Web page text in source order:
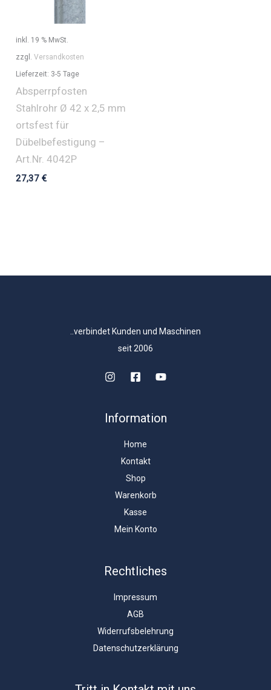
inkl. 19 % MwSt.
zzgl.Versandkosten
Lieferzeit: 3-5 Tage
Absperrpfosten
Stahlrohr Ø 42 x 2,5 mm
ortsfest für
Dübelbefestigung –
Art.Nr. 4042P
27,37€
..verbindet Kunden und Maschinen
seit 2006
Information
Home
Kontakt
Shop
Warenkorb
Kasse
Mein Konto
Rechtliches
Impressum
AGB
Widerrufsbelehrung
Datenschutzerklärung